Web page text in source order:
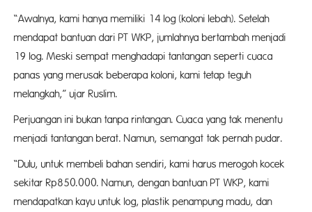
“Awalnya, kami hanya memiliki 14 log (koloni lebah). Setelah
mendapat bantuan dari PT WKP, jumlahnya bertambah menjadi
19 log. Meski sempat menghadapi tantangan seperti cuaca
panas yang merusak beberapa koloni, kami tetap teguh
melangkah,” ujar Ruslim.
Perjuangan ini bukan tanpa rintangan. Cuaca yang tak menentu
menjadi tantangan berat. Namun, semangat tak pernah pudar.
“Dulu, untuk membeli bahan sendiri, kami harus merogoh kocek
sekitar Rp850.000. Namun, dengan bantuan PT WKP, kami
mendapatkan kayu untuk log, plastik penampung madu, dan